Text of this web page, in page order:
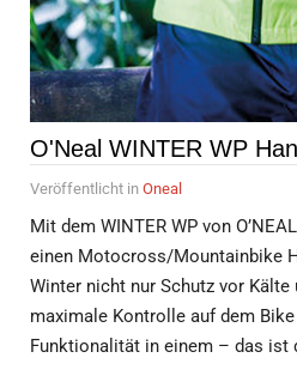
O'Neal WINTER WP
Veröffentlicht in Oneal
Mit dem WINTER WP von
einen Motocross/Mountainbike
Winter nicht nur Schutz vor Kälte
maximale Kontrolle auf dem
Funktionalität in einem – das ist